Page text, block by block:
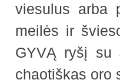
viesulus arba
meilės ir
GYVĄ ryšį su
chaotiškas oro